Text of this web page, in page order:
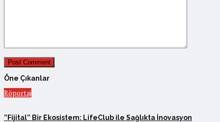
Öne Çıkanlar
Röportaj
”Fijital” Bir Ekosistem: LifeClub ile Sağlıkta İnovasyon